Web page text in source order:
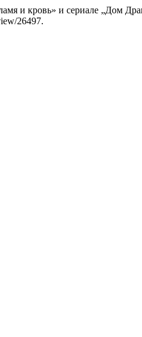
и кровь» и сериале „Дом
26497.